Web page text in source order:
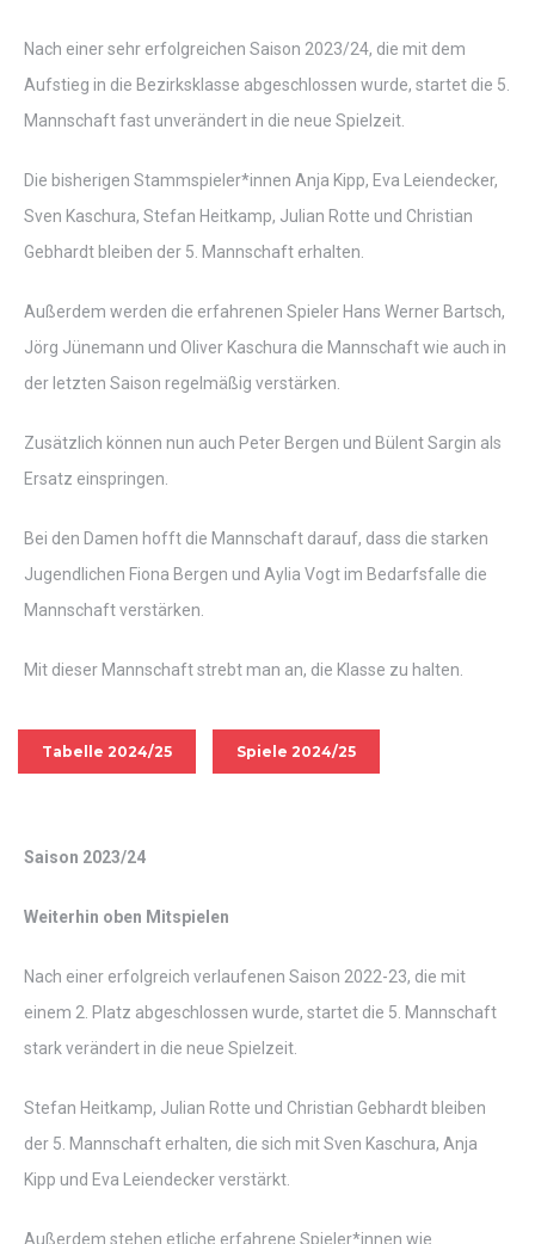
Nach einer sehr erfolgreichen Saison 2023/24, die mit dem
Aufstieg in die Bezirksklasse abgeschlossen wurde, startet die 5.
Mannschaft fast unverändert in die neue Spielzeit.
Die bisherigen Stammspieler*innen Anja Kipp, Eva Leiendecker,
Sven Kaschura, Stefan Heitkamp, Julian Rotte und Christian
Gebhardt bleiben der 5. Mannschaft erhalten.
Außerdem werden die erfahrenen Spieler Hans Werner Bartsch,
Jörg Jünemann und Oliver Kaschura die Mannschaft wie auch in
der letzten Saison regelmäßig verstärken.
Zusätzlich können nun auch Peter Bergen und Bülent Sargin als
Ersatz einspringen.
Bei den Damen hofft die Mannschaft darauf, dass die starken
Jugendlichen Fiona Bergen und Aylia Vogt im Bedarfsfalle die
Mannschaft verstärken.
Mit dieser Mannschaft strebt man an, die Klasse zu halten.
Tabelle 2024/25 Spiele 2024/25
Saison 2023/24
Weiterhin oben Mitspielen
Nach einer erfolgreich verlaufenen Saison 2022-23, die mit
einem 2. Platz abgeschlossen wurde, startet die 5. Mannschaft
stark verändert in die neue Spielzeit.
Stefan Heitkamp, Julian Rotte und Christian Gebhardt bleiben
der 5. Mannschaft erhalten, die sich mit Sven Kaschura, Anja
Kipp und Eva Leiendecker verstärkt.
Außerdem stehen etliche erfahrene Spieler*innen wie